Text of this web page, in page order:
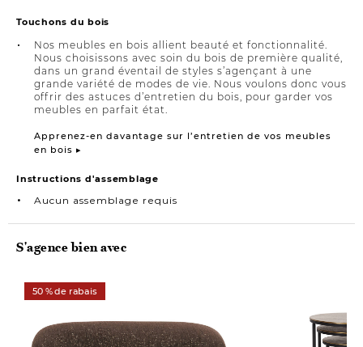
Touchons du bois
Nos meubles en bois allient beauté et fonctionnalité.
Nous choisissons avec soin du bois de première qualité,
dans un grand éventail de styles s’agençant à une
grande variété de modes de vie. Nous voulons donc vous
offrir des astuces d’entretien du bois, pour garder vos
meubles en parfait état.
Apprenez-en davantage sur l’entretien de vos meubles
en bois ▸
Instructions d'assemblage
Aucun assemblage requis
S'agence bien avec
50 % de rabais